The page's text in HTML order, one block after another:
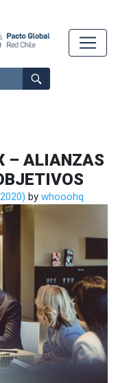
– ALIANZAS
by whooohq